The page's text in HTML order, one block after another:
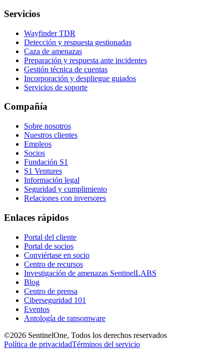
Servicios
Wayfinder TDR
Detección y respuesta gestionadas
Caza de amenazas
Preparación y respuesta ante incidentes
Gestión técnica de cuentas
Incorporación y despliegue guiados
Servicios de soporte
Compañía
Sobre nosotros
Nuestros clientes
Empleos
Socios
Fundación S1
S1 Ventures
Información legal
Seguridad y cumplimiento
Relaciones con inversores
Enlaces rápidos
Portal del cliente
Portal de socios
Conviértase en socio
Centro de recursos
Investigación de amenazas SentinelLABS
Blog
Centro de prensa
Ciberseguridad 101
Eventos
Antología de ransomware
©2026 SentinelOne, Todos los derechos reservados
Política de privacidadTérminos del servicio